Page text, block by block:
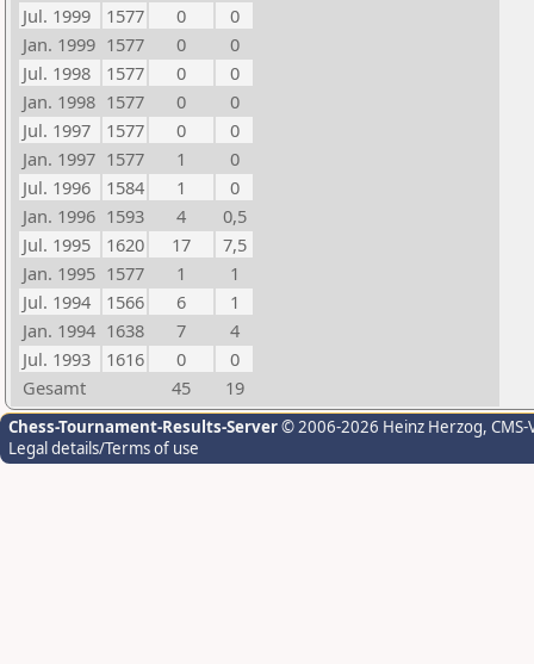
Jul. 1999
1577 0
0
Jan. 1999 1577 0
0
Jul. 1998
1577 0
0
Jan. 1998 1577 0
0
Jul. 1997
1577 0
0
Jan. 1997 1577 1
0
Jul. 1996
1584 1
0
Jan. 1996 1593 4
0,5
Jul. 1995
1620 17
7,5
Jan. 1995 1577 1
1
Jul. 1994
1566 6
1
Jan. 1994 1638 7
4
Jul. 1993
1616 0
0
Gesamt
45 19
Chess-Tournament-Results-Server© 2006-2026 Heinz Herzog,
Legal details/Terms of use